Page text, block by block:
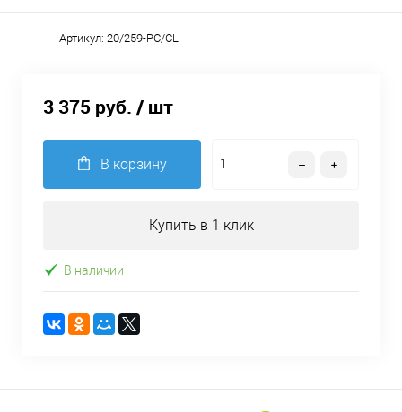
Артикул: 20/259-PC/CL
3 375 руб. / шт
В корзину
Купить в 1 клик
В наличии